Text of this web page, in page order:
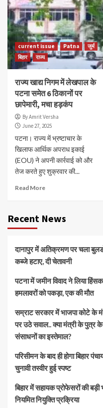
current issue Patna
जुर्म
बिहार
राज्य
राज्य खाद्य निगम में लेखपाल के
पटना समेत 6 ठिकानों पर
छापेमारी, मचा हड़कंप
By Amrit Versha
June 27, 2025
पटना। राज्य में भ्रष्टाचार के
खिलाफ आर्थिक अपराध इकाई
(EOU) ने अपनी कार्रवाई को और
तेज करते हुए शुक्रवार की...
Read More
Recent News
दानापुर में अतिक्रमण पर चला
कब्जे हटाए, दी चेतावनी
पटना में जमीन विवाद ने लिया हिंसक
हमलावरों को पकड़ा, एक की मौत
सम्राट सरकार में भाजपा कोटे के
पर उठे सवाल.. क्या मंत्री के पुत्र
संसाधनों का इस्तेमाल?
परिसीमन के बाद ही होगा बिहार
चुनावी तस्वीर हुई स्पष्ट
बिहार में सहायक प्रोफेसरों की बड़ी
नियमित नियुक्ति प्रक्रिया